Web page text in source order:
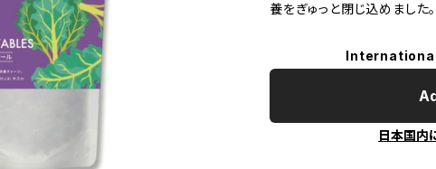
養をぎゅっと閉じ込めました。
日本国内